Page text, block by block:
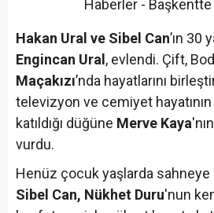
Hakan Ural ve Sibel Can’ın 30
Engincan Ural , evlendi. Çift,
Maçakızı’nda hayatlarını
televizyon ve cemiyet hayatının
katıldığı düğüne Merve Kaya
vurdu.
Henüz çocuk yaşlarda sahneye
Sibel Can, Nükhet Duru'nun